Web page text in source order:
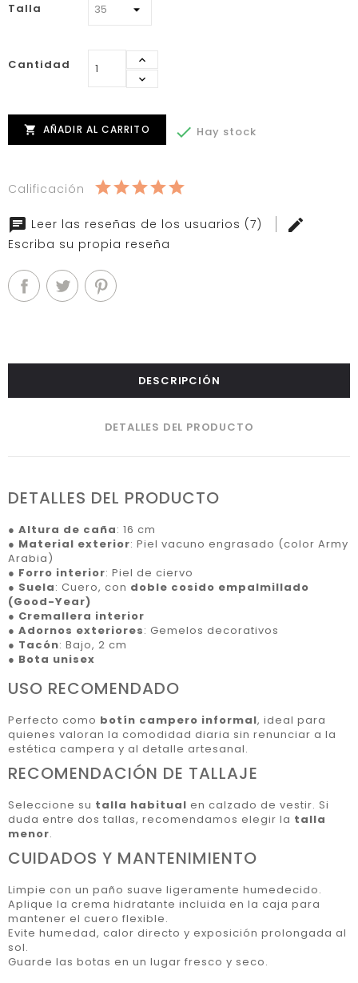
Talla
Cantidad
 AÑADIR AL CARRITO  Hay stock
Calificación
Leer las reseñas de los usuarios (7)
Escriba su propia reseña
DESCRIPCIÓN
DETALLES DEL PRODUCTO
DETALLES DEL PRODUCTO
● Altura de caña: 16 cm
● Material exterior: Piel vacuno engrasado (color Army
Arabia)
● Forro interior: Piel de ciervo
● Suela: Cuero, con doble cosido empalmillado
(Good-Year)
● Cremallera interior
● Adornos exteriores: Gemelos decorativos
● Tacón: Bajo, 2 cm
● Bota unisex
USO RECOMENDADO
Perfecto como botín campero informal, ideal para
quienes valoran la comodidad diaria sin renunciar a la
estética campera y al detalle artesanal.
RECOMENDACIÓN DE TALLAJE
Seleccione su talla habitual en calzado de vestir. Si
duda entre dos tallas, recomendamos elegir la talla
menor.
CUIDADOS Y MANTENIMIENTO
Limpie con un paño suave ligeramente humedecido.
Aplique la crema hidratante incluida en la caja para
mantener el cuero flexible.
Evite humedad, calor directo y exposición prolongada al
sol.
Guarde las botas en un lugar fresco y seco.